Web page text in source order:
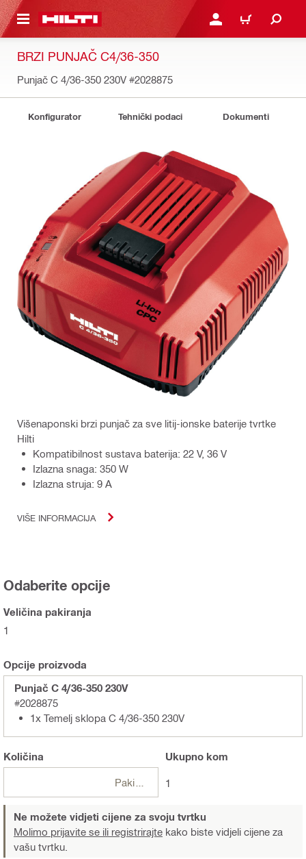
GLAVNI SADRŽAJ PRIJAVI SE ILI SE
KOŠARICA
BRZI PUNJAČ C4/36-350
Punjač C 4/36-350 230V #2028875
Konfigurator Tehnički podaci Dokumenti
Višenaponski brzi punjač za sve litij-ionske baterije tvrtke
Hilti
Kompatibilnost sustava baterija: 22 V, 36 V
Izlazna snaga: 350 W
Izlazna struja: 9 A
VIŠE INFORMACIJA
Odaberite opcije
Veličina pakiranja
1
Opcije proizvoda
Punjač C 4/36-350 230V
#2028875
1x Temelj sklopa C 4/36-350 230V
Količina Ukupnokom
1
Ne možete vidjeti cijene za svoju tvrtku
Molimo prijavite se ili registrirajte kako biste vidjeli cijene za
vašu tvrtku.